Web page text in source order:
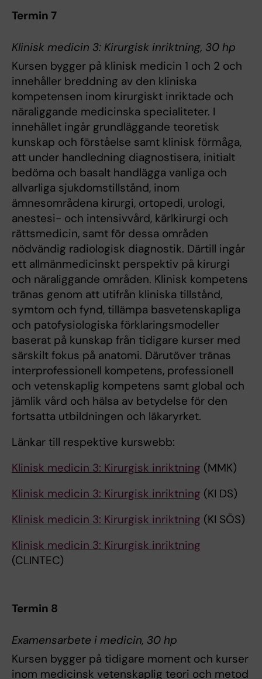
Termin 7
Klinisk medicin 3: Kirurgisk inriktning, 30 hp
Kursen bygger på klinisk medicin 1 och 2 och
innehåller breddning av den kliniska
kompetensen inom kirurgiskt inriktade och
näraliggande medicinska specialiteter. I
innehållet ingår grundläggande teoretisk
kunskap och förståelse samt klinisk förmåga,
att under handledning diagnostisera, initialt
bedöma och basalt handlägga vanliga och
allvarliga sjukdomstillstånd, inom
ämnesområdena kirurgi, ortopedi, urologi,
anestesi- och intensivvård, kärlkirurgi och
rättsmedicin, samt för dessa områden
nödvändig radiologisk diagnostik. Därtill ingår
ett allmänmedicinskt perspektiv på kirurgi
och näraliggande områden. Klinisk kompetens
tränas genom att utifrån kliniska tillstånd,
symtom och fynd, tillämpa basvetenskapliga
och patofysiologiska förklaringsmodeller
baserat på kunskap från tidigare kurser med
särskilt fokus på anatomi. Därutöver tränas
interprofessionell kompetens, professionell
och vetenskaplig kompetens samt global och
jämlik vård och hälsa av betydelse för den
fortsatta utbildningen och läkaryrket.
Länkar till respektive kurswebb:
Klinisk medicin 3: Kirurgisk inriktning (MMK)
Klinisk medicin 3: Kirurgisk inriktning (KI DS)
Klinisk medicin 3: Kirurgisk inriktning (KI SÖS)
Klinisk medicin 3: Kirurgisk inriktning
(CLINTEC)
Termin 8
Examensarbete i medicin, 30 hp
Kursen bygger på tidigare moment och kurser
inom medicinsk vetenskaplig teori och metod